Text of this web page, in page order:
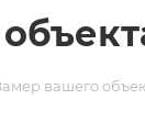
вашего